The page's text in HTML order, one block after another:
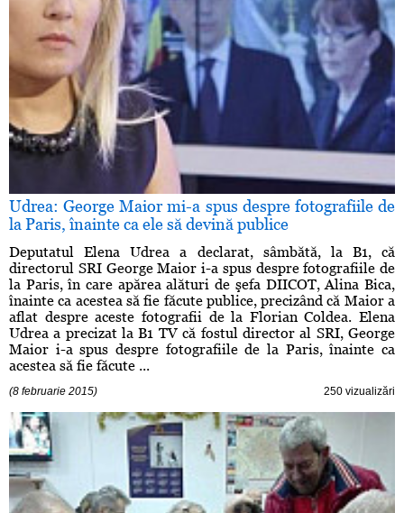
Udrea: George Maior mi-a spus despre fotografiile de
la Paris, înainte ca ele să devină publice
Deputatul Elena Udrea a declarat, sâmbătă, la B1, că
directorul SRI George Maior i-a spus despre fotografiile de
la Paris, în care apărea alături de şefa DIICOT, Alina Bica,
înainte ca acestea să fie făcute publice, precizând că Maior a
aflat despre aceste fotografii de la Florian Coldea. Elena
Udrea a precizat la B1 TV că fostul director al SRI, George
Maior i-a spus despre fotografiile de la Paris, înainte ca
acestea să fie făcute ...
(8 februarie 2015) 250 vizualizări